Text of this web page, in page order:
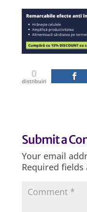
0
distribuiri
Submit a
Your email
Required